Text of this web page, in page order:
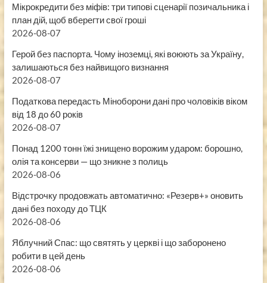
Мікрокредити без міфів: три типові сценарії позичальника і
план дій, щоб вберегти свої гроші
2026-08-07
Герой без паспорта. Чому іноземці, які воюють за Україну,
залишаються без найвищого визнання
2026-08-07
Податкова передасть Міноборони дані про чоловіків віком
від 18 до 60 років
2026-08-07
Понад 1200 тонн їжі знищено ворожим ударом: борошно,
олія та консерви — що зникне з полиць
2026-08-06
Відстрочку продовжать автоматично: «Резерв+» оновить
дані без походу до ТЦК
2026-08-06
Яблучний Спас: що святять у церкві і що заборонено
робити в цей день
2026-08-06